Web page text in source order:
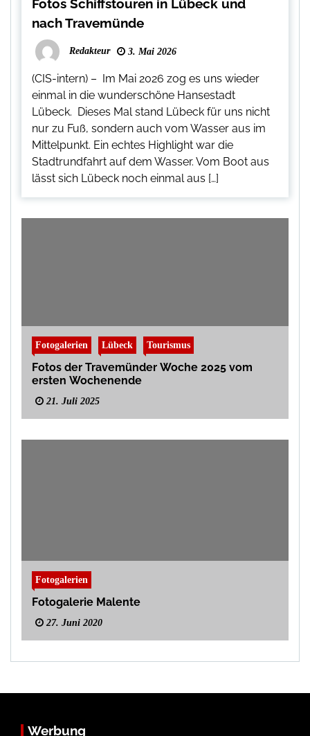
Fotos Schiffstouren in Lübeck und
nach Travemünde
Redakteur 3. Mai 2026
(CIS-intern) – Im Mai 2026 zog es uns wieder
einmal in die wunderschöne Hansestadt
Lübeck. Dieses Mal stand Lübeck für uns nicht
nur zu Fuß, sondern auch vom Wasser aus im
Mittelpunkt. Ein echtes Highlight war die
Stadtrundfahrt auf dem Wasser. Vom Boot aus
lässt sich Lübeck noch einmal aus […]
Fotogalerien Lübeck Tourismus
Fotos der Travemünder Woche 2025 vom
ersten Wochenende
21. Juli 2025
Fotogalerien
Fotogalerie Malente
27. Juni 2020
Werbung